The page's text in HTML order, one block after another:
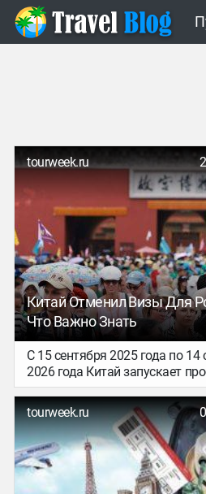
tourweek.ru
Китай Отменил Визы Для
Что Важно Знать
С 15 сентября 2025 года по 14
2026 года Китай запускает
безвизовый режим для
с обычными заграничными
паспортами.
tourweek.ru